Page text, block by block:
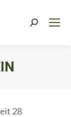
Search:
28